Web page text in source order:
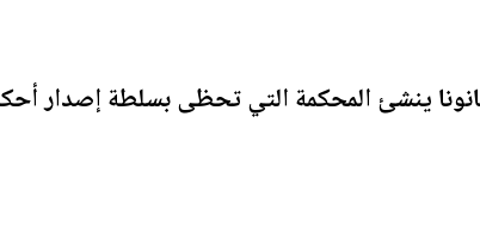
ينشئ المحكمة التي تحظى بسلطة إصدار